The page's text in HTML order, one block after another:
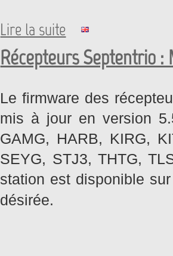
Lire la suite de NRMG : Changement
Récepteurs Septentrio
Le firmware des
mis à jour en version
GAMG, HARB, KIRG,
SEYG, STJ3, THTG,
station est disponible
désirée.